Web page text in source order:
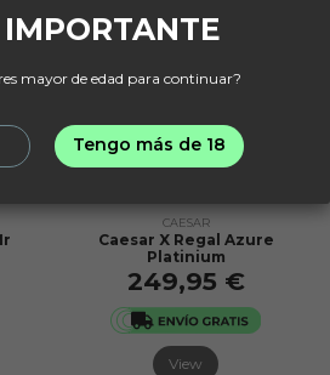
CAESAR
Caesar X Regal Azure
Platinium
249,95 €
View
mayor de edad para continuar?
Tengo más de 18